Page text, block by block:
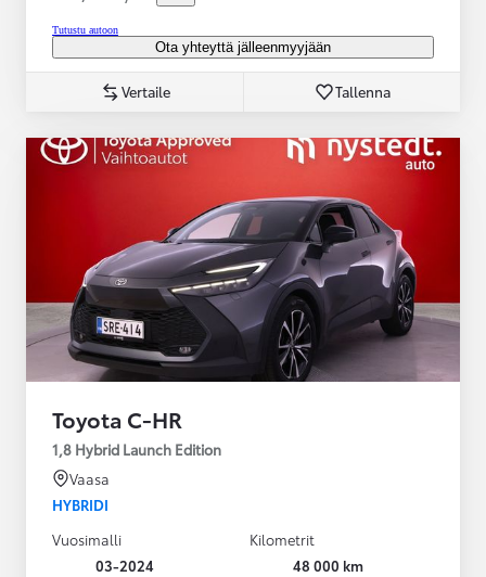
Tutustu autoon
Ota yhteyttä jälleenmyyjään
Vertaile Tallenna
Toyota C-HR
1,8 Hybrid Launch Edition
Vaasa
HYBRIDI
Vuosimalli
03-2024
Kilometrit
48 000 km